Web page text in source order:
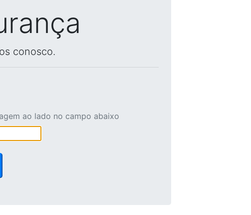
conosco.
ao lado no campo abaixo